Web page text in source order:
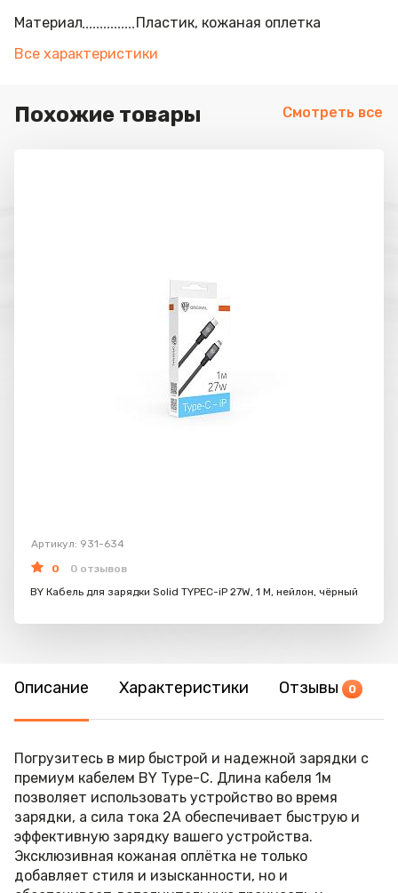
Материал
Пластик, кожаная оплетка
Все характеристики
Похожие товары Смотреть все
Артикул: 931-634
0
0 отзывов
BY Кабель для зарядки Solid TYPEC-iP 27W, 1 M, нейлон, чёрный
Описание Характеристики Отзывы 0
Погрузитесь в мир быстрой и надежной зарядки с
премиум кабелем BY Type-C. Длина кабеля 1м
позволяет использовать устройство во время
зарядки, а сила тока 2А обеспечивает быструю и
эффективную зарядку вашего устройства.
Эксклюзивная кожаная оплётка не только
добавляет стиля и изысканности, но и